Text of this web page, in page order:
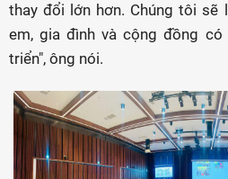
thay đổi lớn hơn. Chúng tôi
em, gia đình và cộng đồng
triển", ông nói.